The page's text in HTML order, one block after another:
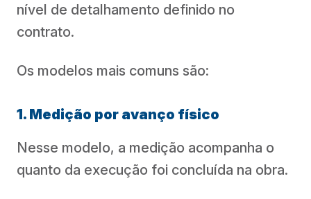
nível de detalhamento definido no
contrato.
Os modelos mais comuns são:
1. Medição por avanço físico
Nesse modelo, a medição acompanha o
quanto da execução foi concluída na obra.